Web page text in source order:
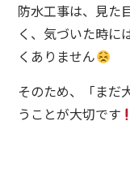
防水工事は、見た
く、気づいた時に
くありません
そのため、「まだ
うことが大切です